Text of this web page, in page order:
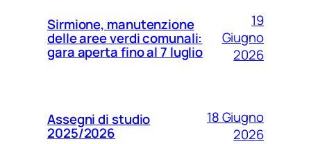
Sirmione, manutenzione
delle aree verdi comunali:
gara aperta fino al 7 luglio
19
Giugno
2026
Assegni di studio
2025/2026
18 Giugno
2026